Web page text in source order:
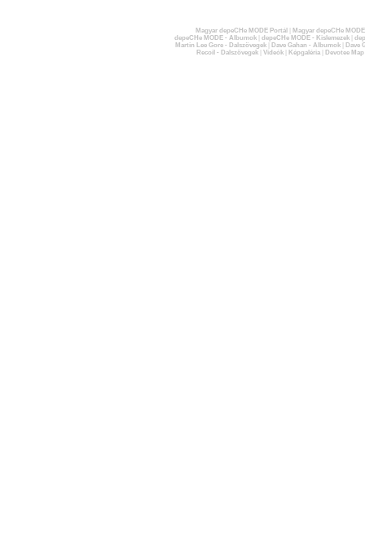
Magyar depeCHe MODE Portál
Magyar depeCHe
depeCHe MODE - Albumok| depeCHe MODE - Kislemezek|
Martin Lee Gore - Dalszövegek| Dave Gahan - Albumok|
Dave
Recoil - Dalszövegek| Videók| Képgaléria| Devotee Map